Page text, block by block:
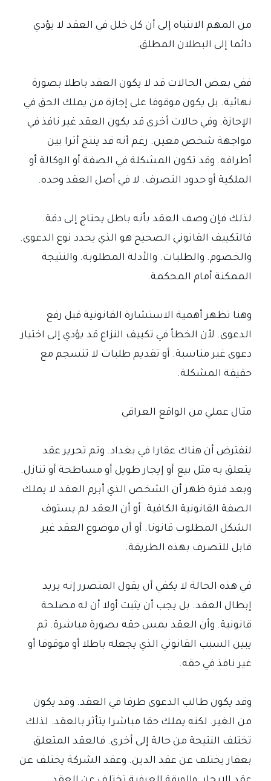
من المهم الانتباه إلى أن كل خلل في العقد لا يؤدي
دائما إلى البطلان المطلق.
ففي بعض الحالات قد لا يكون العقد باطلا بصورة
نهائية. بل يكون موقوفا على إجازة من يملك الحق في
الإجازة. وفي حالات أخرى قد يكون العقد غير نافذ في
مواجهة شخص معين. رغم أنه قد ينتج أثرا بين
أطرافه. وقد تكون المشكلة في الصفة أو الوكالة أو
الملكية أو حدود التصرف. لا في أصل العقد وحده.
لذلك فإن وصف العقد بأنه باطل يحتاج إلى دقة.
فالتكييف القانوني الصحيح هو الذي يحدد نوع الدعوى.
والخصوم. والطلبات. والأدلة المطلوبة. والنتيجة
الممكنة أمام المحكمة.
وهنا تظهر أهمية الاستشارة القانونية قبل رفع
الدعوى. لأن الخطأ في تكييف النزاع قد يؤدي إلى اختيار
دعوى غير مناسبة. أو تقديم طلبات لا تنسجم مع
حقيقة المشكلة.
مثال عملي من الواقع العراقي
لنفترض أن هناك عقارا في بغداد. وتم تحرير عقد
يتعلق به مثل بيع أو إيجار طويل أو مساطحة أو تنازل.
وبعد فترة ظهر أن الشخص الذي أبرم العقد لا يملك
الصفة القانونية الكافية. أو أن العقد لم يستوف
الشكل المطلوب قانونا. أو أن موضوع العقد غير
قابل للتصرف بهذه الطريقة.
في هذه الحالة لا يكفي أن يقول المتضرر إنه يريد
إبطال العقد. بل يجب أن يثبت أولا أن له مصلحة
قانونية. وأن العقد يمس حقه بصورة مباشرة. ثم
يبين السبب القانوني الذي يجعله باطلا أو موقوفا أو
غير نافذ في حقه.
وقد يكون طالب الدعوى طرفا في العقد. وقد يكون
من الغير. لكنه يملك حقا مباشرا يتأثر بالعقد. لذلك
تختلف النتيجة من حالة إلى أخرى. فالعقد المتعلق
بعقار يختلف عن عقد الدين. وعقد الشركة يختلف عن